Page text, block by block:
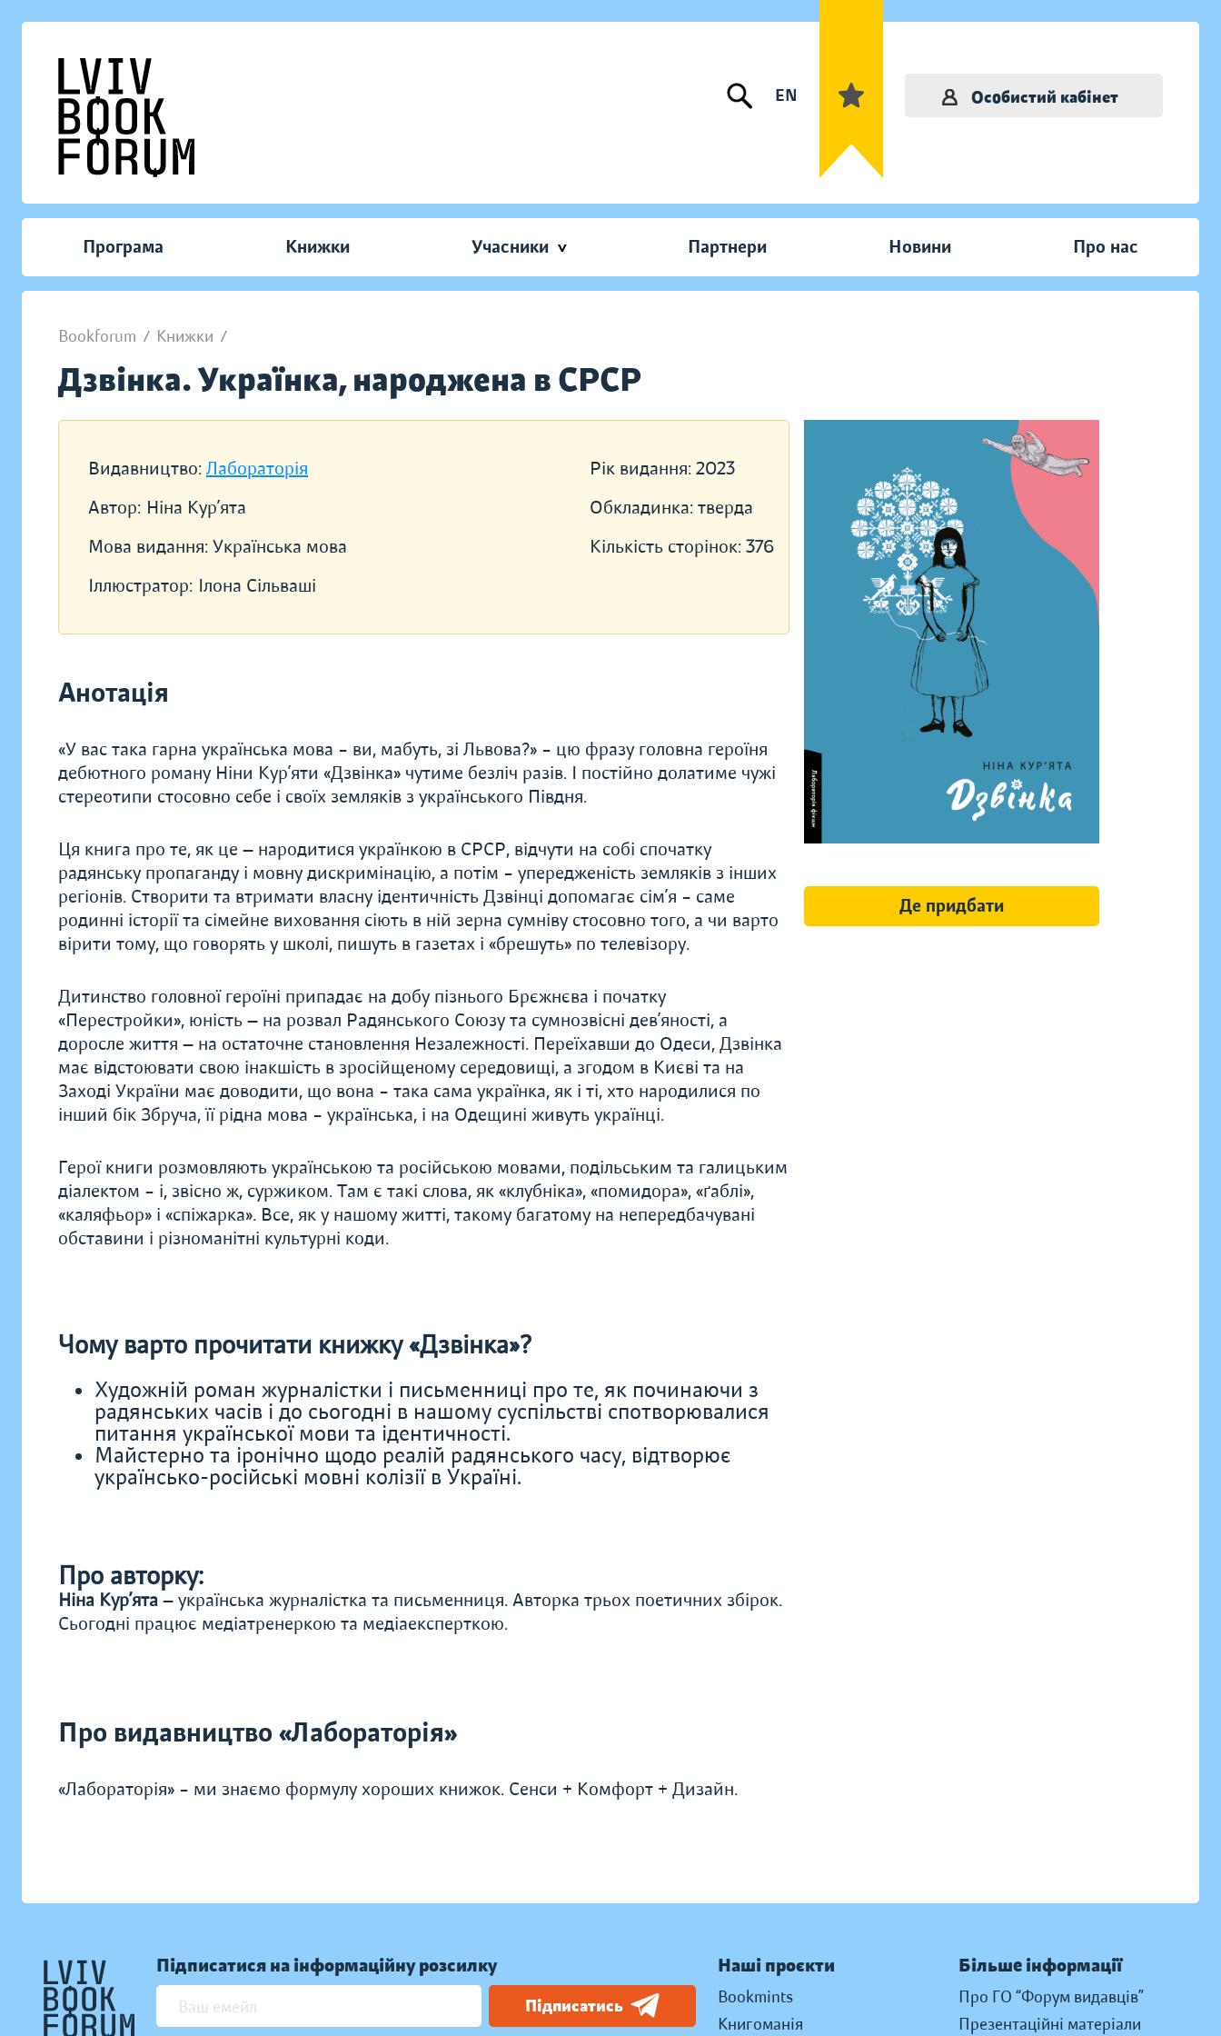
EN Особистий кабінет
Програма Книжки Учасники Партнери Новини Про нас
Bookforum / Книжки /
Дзвінка. Українка, народжена в СРСР
Видавництво: Лабораторія
Автор: Ніна Кур’ята
Мова видання: Українська мова
Іллюстратор: Ілона Сільваші
Рік видання: 2023
Обкладинка: тверда
Кількість сторінок: 376
Анотація
«У вас така гарна українська мова – ви, мабуть, зі Львова?» – цю фразу головна героїня
дебютного роману Ніни Кур’яти «Дзвінка» чутиме безліч разів. І постійно долатиме чужі
стереотипи стосовно себе і своїх земляків з українського Півдня.
Ця книга про те, як це — народитися українкою в СРСР, відчути на собі спочатку
радянську пропаганду і мовну дискримінацію, а потім – упередженість земляків з інших
регіонів. Створити та втримати власну ідентичність Дзвінці допомагає сім’я – саме
родинні історії та сімейне виховання сіють в ній зерна сумніву стосовно того, а чи варто
вірити тому, що говорять у школі, пишуть в газетах і «брешуть» по телевізору.
Дитинство головної героїні припадає на добу пізнього Брєжнєва і початку
«Перестройки», юність — на розвал Радянського Союзу та сумнозвісні дев’яності, а
доросле життя — на остаточне становлення Незалежності. Переїхавши до Одеси, Дзвінка
має відстоювати свою інакшість в зросійщеному середовищі, а згодом в Києві та на
Заході України має доводити, що вона – така сама українка, як і ті, хто народилися по
інший бік Збруча, її рідна мова – українська, і на Одещині живуть українці.
Герої книги розмовляють українською та російською мовами, подільським та галицьким
діалектом – і, звісно ж, суржиком. Там є такі слова, як «клубніка», «помидора», «ґаблі»,
«каляфьор» і «спіжарка». Все, як у нашому житті, такому багатому на непередбачувані
обставини і різноманітні культурні коди.
Чому варто прочитати книжку «Дзвінка»?
Художній роман журналістки і письменниці про те, як починаючи з
радянських часів і до сьогодні в нашому суспільстві спотворювалися
питання української мови та ідентичності.
Майстерно та іронічно щодо реалій радянського часу, відтворює
українсько-російські мовні колізії в Україні.
Про авторку:
Ніна Кур’ята — українська журналістка та письменниця. Авторка трьох поетичних збірок.
Сьогодні працює медіатренеркою та медіаексперткою.
Про видавництво «Лабораторія»
«Лабораторія» – ми знаємо формулу хороших книжок. Сенси + Комфорт + Дизайн.
Де придбати
Підписатися на інформаційну розсилку
Підписатись
Наші проєкти
Bookmints
Книгоманія
Більше інформації
Про ГО “Форум видавців”
Презентаційні матеріали